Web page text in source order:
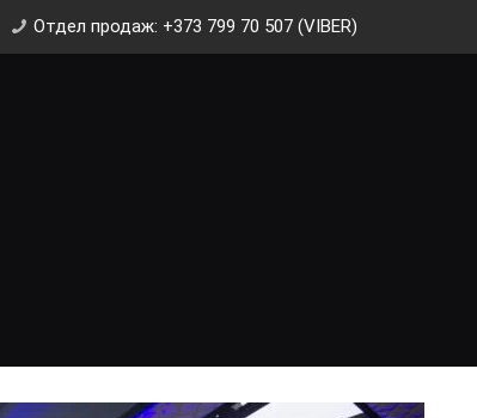
Отдел продаж: +373 799 70 507 (VIBER)